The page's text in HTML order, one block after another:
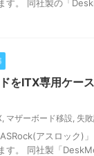
す。 同社製の「
をITX専用ケー
, マザーボード移設, 失
アスロック)」
す。 同社製「